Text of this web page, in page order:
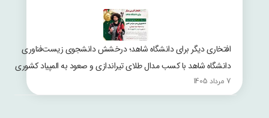
افتخاری دیگر برای دانشگاه شاهد؛ درخشش دانشجوی زیست‌فناوری
دانشگاه شاهد با کسب مدال طلای تیراندازی و صعود به المپیاد کشوری
7 مرداد 1405